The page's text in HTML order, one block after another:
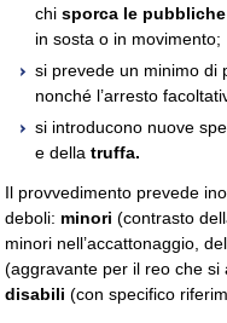
chi sporca le
in sosta o in movimento;
si prevede un minimo di
nonché l’arresto
si introducono nuove
e della truffa.
Il provvedimento prevede
deboli: minori (contrasto
minori nell’accattonaggio,
(aggravante per il reo che
disabili (con specifico